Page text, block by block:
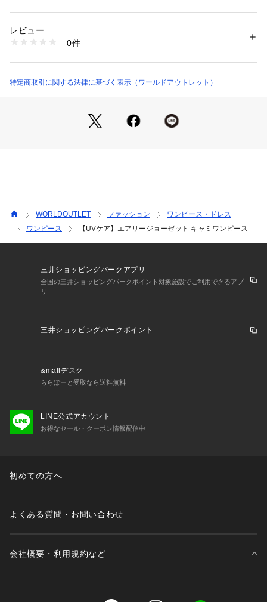
【スタイリングポイント】
Tシャツなどと合わせたレイヤードスタイル、晩夏まで長く合
などの羽織合わせで気温対応にも◎
【素材ポイント】
梨の皮のような細かい凹凸感のあるふっくらとした優しい風合
いが特徴のジョーゼットになります。
りにくいイージーケア性／接触冷感性／吸汗速乾・吸水速乾性
／UVケア性も兼ね備なえた素材になっております。
・裏地なし
※照明の関係により、実際よりも色味が違って見える場合があ
ります。また、パソコン・スマートフォンなどの環境により、
【生地詳細】
透け感：なし
裏地：なし
洗濯方法：洗濯機洗い可
素材：ポリエステル91％ ポリウレタン9％
商品番号：
127-53701 （ショップ）
レビュー
0件
特定商取引に関する法律に基づく表示（ワールドアウトレット）
WORLDOUTLET ファッション
ワンピース・ドレス
ワンピース
【UVケア】エアリージョーゼット キャミワンピース
三井ショッピングパークアプリ
全国の三井ショッピングパークポイント対象施設でご利用できるアプ
リ
三井ショッピングパークポイント
&mallデスク
ららぽーと受取なら送料無料
LINE公式アカウント
お得なセール・クーポン情報配信中
初めての方へ
よくある質問・お問い合わせ
会社概要・利用規約など